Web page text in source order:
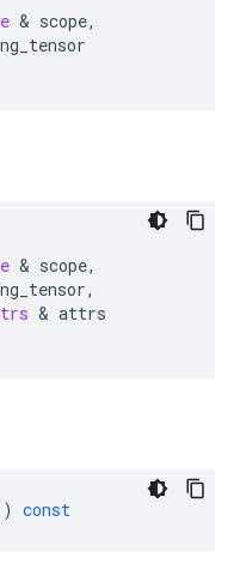
& scope,
& scope,
,
& attrs
const